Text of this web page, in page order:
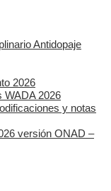
Antidopaje
2026
WADA 2026
y notas
versión ONAD –